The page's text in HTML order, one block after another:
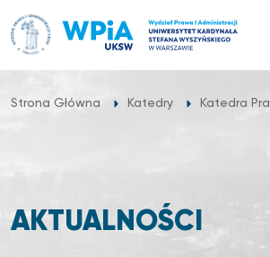
do
treści
Strona Główna Katedry Katedra
AKTUALNOŚCI